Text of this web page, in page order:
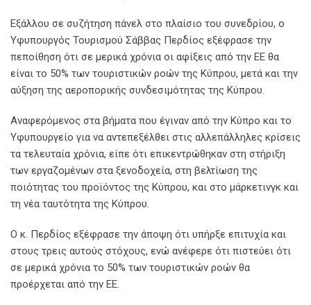
Εξάλλου σε συζήτηση πάνελ στο πλαίσιο του συνεδρίου, ο
Υφυπουργός Τουρισμού Σάββας Περδίος εξέφρασε την
πεποίθηση ότι σε μερικά χρόνια οι αφίξεις από την ΕΕ θα
είναι το 50% των τουριστικών ροών της Κύπρου, μετά και την
αύξηση της αεροπορικής συνδεσιμότητας της Κύπρου.
Αναφερόμενος στα βήματα που έγιναν από την Κύπρο και το
Υφυπουργείο για να αντεπεξέλθει στις αλλεπάλληλες κρίσεις
τα τελευταία χρόνια, είπε ότι επικεντρώθηκαν στη στήριξη
των εργαζομένων στα ξενοδοχεία, στη βελτίωση της
ποιότητας του προϊόντος της Κύπρου, και στο μάρκετινγκ και
τη νέα ταυτότητα της Κύπρου.
Ο κ. Περδίος εξέφρασε την άποψη ότι υπήρξε επιτυχία και
στους τρεις αυτούς στόχους, ενώ ανέφερε ότι πιστεύει ότι
σε μερικά χρόνια το 50% των τουριστικών ροών θα
προέρχεται από την ΕΕ.